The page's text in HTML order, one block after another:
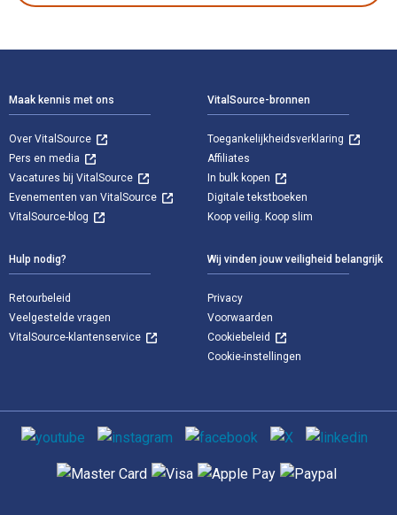
Maak kennis met ons
Over VitalSource
Pers en media
Vacatures bij VitalSource
Evenementen van VitalSource
VitalSource-blog
VitalSource-bronnen
Toegankelijkheidsverklaring
Affiliates
In bulk kopen
Digitale tekstboeken
Koop veilig. Koop slim
Hulp nodig?
Retourbeleid
Veelgestelde vragen
VitalSource-klantenservice
Wij vinden jouw veiligheid belangrijk
Privacy
Voorwaarden
Cookiebeleid
Cookie-instellingen
Sociale media
Ondersteunde betaalmethoden